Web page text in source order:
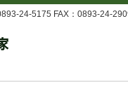
24-5175 FAX：0893-24-